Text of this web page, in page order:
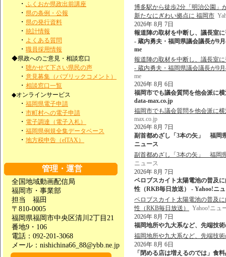
・ ふくおか県政出前講座
・ 県の条例・公報
・ 県の発行資料
・ 統計情報
・ よくある質問
・ 職員採用情報
◆県政へのご意見・相談窓口
・ 聴かせて下さい県民の声
・ 意見募集（パブリックコメント）
・ 相談窓口一覧
◆オンラインサービス
・ 福岡県電子申請
・ 市町村への電子申請
・ 電子調達（電子入札）
・ 福岡県例規全集データベース
・ 地方税申告（elTAX）
管理・運営
全国地域動画配信局
福岡市・事業部
担当 福田
〒810-0005
福岡県福岡市中央区清川2丁目21
番地9・106
電話：092-201-3068
メール：nishichina66_88@ybb.ne.jp
博多駅から徒歩2分「明治公園」
新たなにぎわい拠点に 福岡市
2026年 8月 7日
報道陣の取材を中断し、議長室
- 蔵内勇夫・福岡県議会議長が9
me
報道陣の取材を中断し、議長室
- 蔵内勇夫・福岡県議会議長が9
me
2026年 8月 6日
福岡市でも議会質問を他会派に
data-max.co.jp
福岡市でも議会質問を他会派に
max.co.jp
2026年 8月 7日
副首都めざし「3本の矢」 福岡
ニュース
副首都めざし「3本の矢」 福岡
ニュース
2026年 8月 7日
ペロブスカイト太陽電池の普及
性（RKB毎日放送） - Yahoo!ニ
ペロブスカイト太陽電池の普及
性（RKB毎日放送）
Yahoo!ニュ
2026年 8月 7日
福岡地所や九大系など、先端技
福岡地所や九大系など、先端技
2026年 8月 6日
「閉める店は増えるのでは」食